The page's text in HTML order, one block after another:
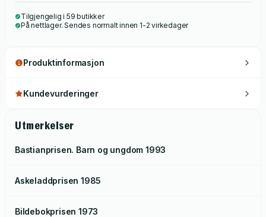
Tilgjengelig i 59 butikker
På nettlager. Sendes normalt innen 1-2 virkedager
Produktinformasjon
Kundevurderinger
Utmerkelser
Bastianprisen. Barn og ungdom 1993
Askeladdprisen 1985
Bildebokprisen 1973